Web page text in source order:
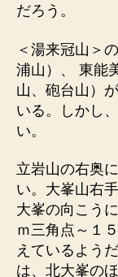
だろう。
＜湯来冠山＞
浦山）、 東能
山、砲台山）
いる。しかし
い。
立岩山の右奥
い。大峯山右
大峯の向こう
ｍ三角点～１
えているよう
は、北大峯の